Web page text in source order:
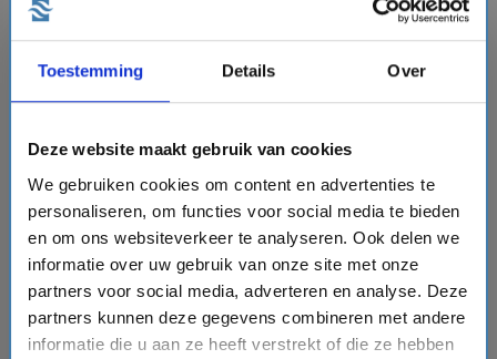
Toestemming Details Over
Deze website maakt gebruik van cookies
We gebruiken cookies om content en advertenties te
personaliseren, om functies voor social media te bieden
en om ons websiteverkeer te analyseren. Ook delen we
informatie over uw gebruik van onze site met onze
partners voor social media, adverteren en analyse. Deze
partners kunnen deze gegevens combineren met andere
informatie die u aan ze heeft verstrekt of die ze hebben
Relax
Mein Schiff® - TUI Cruises
star star star star star_border
eventvan: 08-07-2027 - Tot: 19-07-2027
schedule12 dagen placeNoorse Fjorden
Vaarroute:Hamburg, Dag op Zee, Bergen, Geiranger,
Dag op Zee, Trondheim, Alesund, Dag op Zee, Oslo,